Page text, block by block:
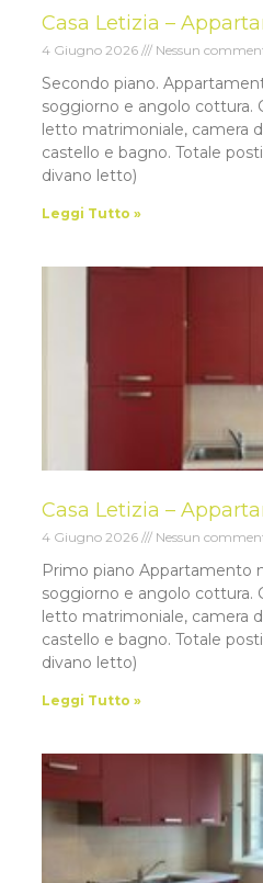
Casa Letizia –
4 Giugno 2026 Nessun
Secondo piano.
soggiorno e angolo cottura.
letto matrimoniale, camera
castello e bagno. Totale
divano letto)
Leggi Tutto »
Casa Letizia –
4 Giugno 2026 Nessun
Primo piano Appartamento
soggiorno e angolo cottura.
letto matrimoniale, camera
castello e bagno. Totale
divano letto)
Leggi Tutto »